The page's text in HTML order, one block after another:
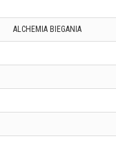
ALCHEMIA BIEGANIA